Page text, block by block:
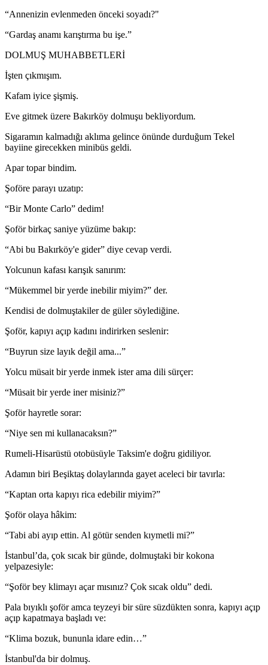
“Annenizin evlenmeden önceki soyadı?"
“Gardaş anamı karıştırma bu işe.”
DOLMUŞ MUHABBETLERİ
İşten çıkmışım.
Kafam iyice şişmiş.
Eve gitmek üzere Bakırköy dolmuşu bekliyordum.
Sigaramın kalmadığı aklıma gelince önünde durduğum Tekel
bayiine girecekken minibüs geldi.
Apar topar bindim.
Şoföre parayı uzatıp:
“Bir Monte Carlo” dedim!
Şoför birkaç saniye yüzüme bakıp:
“Abi bu Bakırköy'e gider” diye cevap verdi.
Yolcunun kafası karışık sanırım:
“Mükemmel bir yerde inebilir miyim?” der.
Kendisi de dolmuştakiler de güler söylediğine.
Şoför, kapıyı açıp kadını indirirken seslenir:
“Buyrun size layık değil ama...”
Yolcu müsait bir yerde inmek ister ama dili sürçer:
“Müsait bir yerde iner misiniz?”
Şoför hayretle sorar:
“Niye sen mi kullanacaksın?”
Rumeli-Hisarüstü otobüsüyle Taksim'e doğru gidiliyor.
Adamın biri Beşiktaş dolaylarında gayet aceleci bir tavırla:
“Kaptan orta kapıyı rica edebilir miyim?”
Şoför olaya hâkim:
“Tabi abi ayıp ettin. Al götür senden kıymetli mi?”
İstanbul’da, çok sıcak bir günde, dolmuştaki bir kokona
yelpazesiyle:
“Şoför bey klimayı açar mısınız? Çok sıcak oldu” dedi.
Pala bıyıklı şoför amca teyzeyi bir süre süzdükten sonra, kapıyı açıp
açıp kapatmaya başladı ve:
“Klima bozuk, bununla idare edin…”
İstanbul'da bir dolmuş.